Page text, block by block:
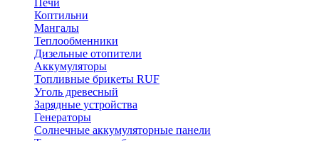
Печи
Коптильни
Мангалы
Теплообменники
Дизельные отопители
Аккумуляторы
Топливные брикеты RUF
Уголь древесный
Зарядные устройства
Генераторы
Солнечные аккумуляторные панели